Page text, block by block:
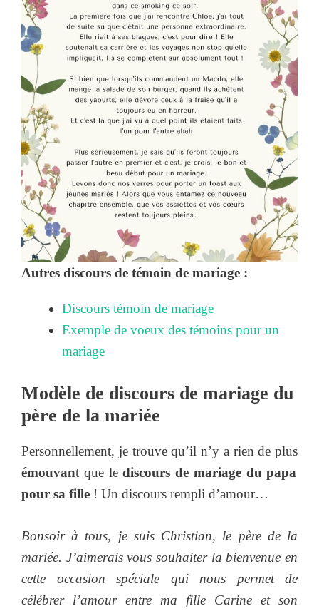
Autres discours de témoin de mariage :
Discours témoin de mariage
Exemple de voeux des témoins pour un
mariage
Modèle de discours de mariage du
père de la mariée
Personnellement, je trouve qu’il n’y a rien de plus
émouvant que lediscours de mariage du papa
pour sa fille ! Un discours rempli d’amour…
Bonsoir à tous, je suis Christian, le père de la
mariée. J’aimerais vous souhaiter la bienvenue en
cette occasion spéciale qui nous permet de
célébrer l’amour entre ma fille Carine et son